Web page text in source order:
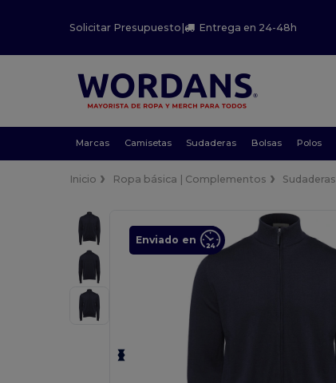
Solicitar Presupuesto | Entrega en 24-48h
Marcas Camisetas Sudaderas Bolsas Polos
Inicio Ropa básica | Complementos Sudaderas
Enviado en